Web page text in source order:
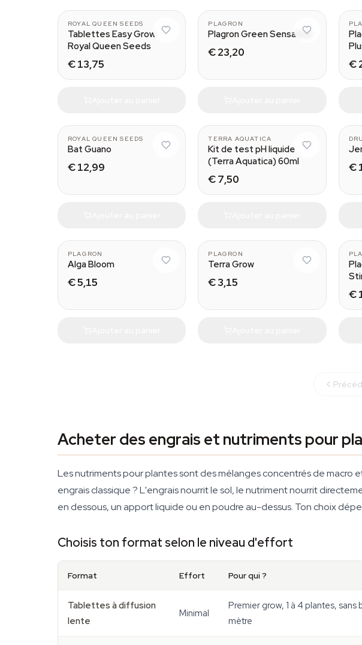
ROYAL QUEEN SEEDS
Tablettes Easy Grow
Royal Queen Seeds
€ 13,75
PLAGRON
Plagron Green Sensation
€ 23,20
€
ROYAL QUEEN SEEDS
Bat Guano
€ 12,99
TERRA AQUATICA
Kit de test pH liquide
(Terra Aquatica) 60ml
€ 7,50
€
PLAGRON
Alga Bloom
€ 5,15
PLAGRON
Terra Grow
€ 3,15
€
Acheter des engrais et nutriments pour
Les nutriments pour plantes sont des mélanges concentrés de
engrais classique ? L'engrais nourrit le sol, le nutriment nourrit
en dessous, un apport liquide ou en poudre au-dessus. Ton choix
Choisis ton format selon le niveau d'effort
Format Effort Pour qui ?
Tablettes à diffusion
lente
Minimal
Premier grow, 1 à 4 plantes, sans
mètre